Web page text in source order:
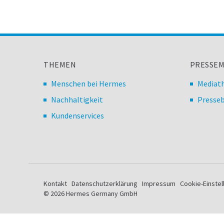
THEMEN
Menschen bei Hermes
Nachhaltigkeit
Kundenservices
Kontakt Datenschutzerklärung Impressum Cookie-
© 2026 Hermes Germany GmbH